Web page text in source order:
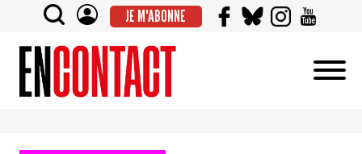
JE M'ABONNE